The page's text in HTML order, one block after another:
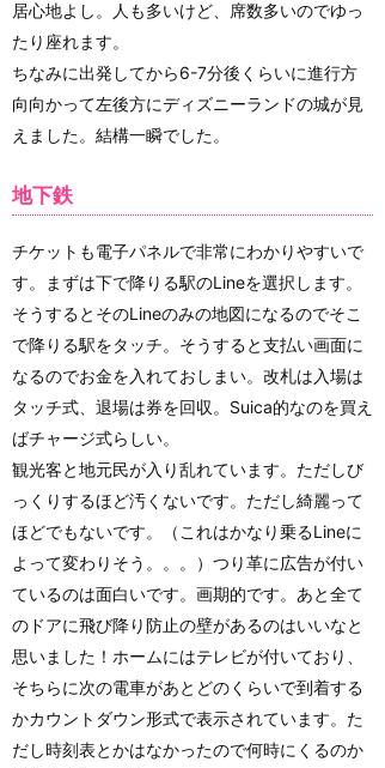
居心地よし。人も多いけど、席数多いのでゆっ
たり座れます。
ちなみに出発してから6-7分後くらいに進行方
向向かって左後方にディズニーランドの城が見
えました。結構一瞬でした。
地下鉄
チケットも電子パネルで非常にわかりやすいで
す。まずは下で降りる駅のLineを選択します。
そうするとそのLineのみの地図になるのでそこ
で降りる駅をタッチ。そうすると支払い画面に
なるのでお金を入れておしまい。改札は入場は
タッチ式、退場は券を回収。Suica的なのを買え
ばチャージ式らしい。
観光客と地元民が入り乱れています。ただしび
っくりするほど汚くないです。ただし綺麗って
ほどでもないです。（これはかなり乗るLineに
よって変わりそう。。。）つり革に広告が付い
ているのは面白いです。画期的です。あと全て
のドアに飛び降り防止の壁があるのはいいなと
思いました！ホームにはテレビが付いており、
そちらに次の電車があとどのくらいで到着する
かカウントダウン形式で表示されています。た
だし時刻表とかはなかったので何時にくるのか